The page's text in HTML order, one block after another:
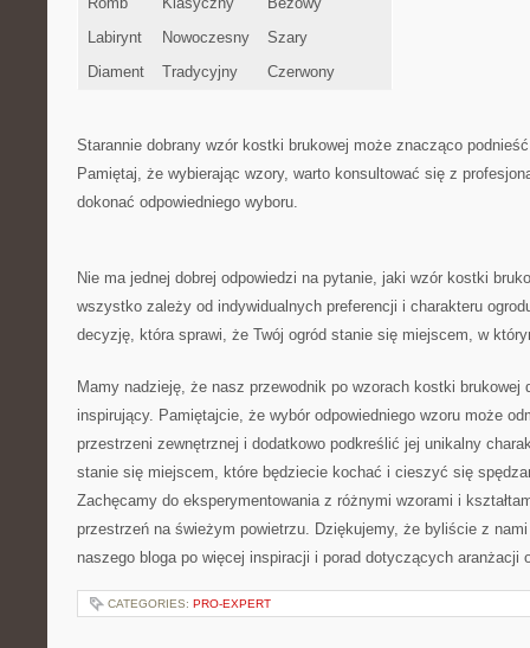
Labirynt
Nowoczesny
Szary
Diament
Tradycyjny Czerwony
Starannie dobrany ​wzór kostki brukowej może znacząco
Pamiętaj, że wybierając wzory, ‍warto konsultować się z
dokonać odpowiedniego​ wyboru.
Nie ma jednej dobrej odpowiedzi na pytanie, jaki wzór kostki
wszystko zależy ⁣od indywidualnych preferencji i charakteru
decyzję, która sprawi, że Twój ogród stanie się‌ miejscem, w⁢
Mamy nadzieję, że nasz przewodnik⁤ po wzorach kostki brukowej
inspirujący. Pamiętajcie, że wybór odpowiedniego wzoru​ może
przestrzeni zewnętrznej i dodatkowo podkreślić jej‍ unikalny
stanie ‍się miejscem, które⁤ będziecie kochać i cieszyć się
Zachęcamy do eksperymentowania z ‍różnymi​ wzorami ‍i
przestrzeń na świeżym powietrzu. Dziękujemy, że byliście z
naszego bloga po więcej inspiracji i​ porad dotyczących aranżacji
CATEGORIES: PRO-EXPERT